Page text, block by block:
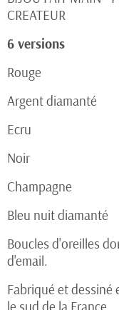
CREATEUR
6 versions
Rouge
Argent diamanté
Ecru
Noir
Champagne
Bleu nuit diamanté
Boucles d'oreilles
d'email.
Fabriqué et
le sud de la France